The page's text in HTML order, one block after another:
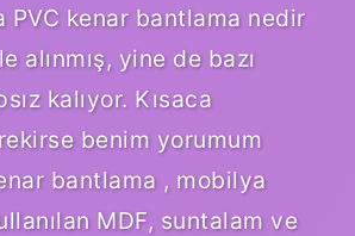
PVC kenar bantlama nedir
alınmış, yine de bazı
kalıyor. Kısaca
benim yorumum
bantlama , mobilya
MDF, suntalam ve